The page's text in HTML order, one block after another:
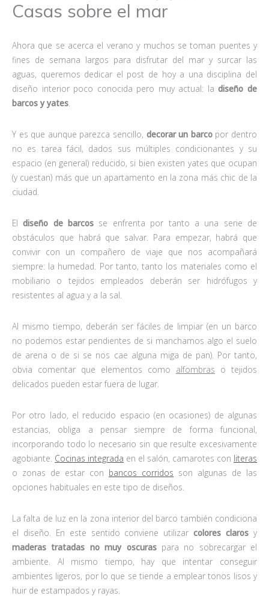
Casas sobre el mar
Ahora que se acerca el verano y muchos se toman puentes y
fines de semana largos para disfrutar del mar y surcar las
aguas, queremos dedicar el post de hoy a una disciplina del
diseño interior poco conocida pero muy actual: ladiseño de
barcos y yates
Y es que aunque parezca sencillo, decorar un barcopor dentro
no es tarea fácil, dados sus múltiples condicionantes y su
espacio (en general) reducido, si bien existen yates que ocupan
(y cuestan) más que un apartamento en la zona más chic de la
ciudad.
Eldiseño de barcos se enfrenta por tanto a una serie de
obstáculos que habrá que salvar. Para empezar, habrá que
convivir con un compañero de viaje que nos acompañará
siempre: la humedad. Por tanto, tanto los materiales como el
mobiliario o tejidos empleados deberán ser hidrófugos y
resistentes al agua y a la sal.
Al mismo tiempo, deberán ser fáciles de limpiar (en un barco
no podemos estar pendientes de si manchamos algo el suelo
de arena o de si se nos cae alguna miga de pan). Por tanto,
obvia comentar que elementos como alfombras o tejidos
delicados pueden estar fuera de lugar.
Por otro lado, el reducido espacio (en ocasiones) de algunas
estancias, obliga a pensar siempre de forma funcional,
incorporando todo lo necesario sin que resulte excesivamente
agobiante. Cocinas integrada en el salón, camarotes con literas
o zonas de estar con bancos corridos son algunas de las
opciones habituales en este tipo de diseños.
La falta de luz en la zona interior del barco también condiciona
el diseño. En este sentido conviene utilizarcolores claros y
maderas tratadas no muy oscuraspara no sobrecargar el
ambiente. Al mismo tiempo, hay que intentar conseguir
ambientes ligeros, por lo que se tiende a emplear tonos lisos y
huir de estampados y rayas.